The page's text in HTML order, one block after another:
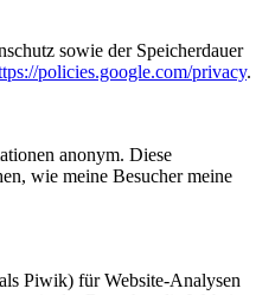
sowie der Speicherdauer
policies.google.com/privacy.
anonym. Diese
wie meine Besucher meine
Piwik) für Website-Analysen